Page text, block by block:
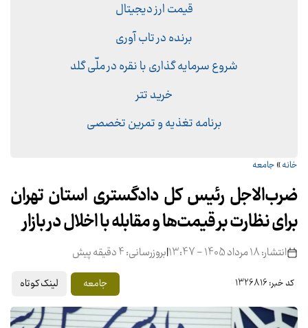
قیمت ارز دیجیتال
برنده در تاب آوری
شروع سرمایه گذاری با نقره در ملّی گلد
خرید تتر
برنامه تغذیه و تمرین تخصصی